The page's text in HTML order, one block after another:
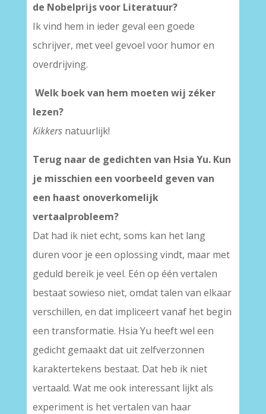
de Nobelprijs voor Literatuur?
Ik vind hem in ieder geval een goede
schrijver, met veel gevoel voor humor en
overdrijving.
Welk boek van hem moeten wij zéker
lezen?
Kikkersnatuurlijk!
Terug naar de gedichten van Hsia Yu. Kun
je misschien een voorbeeld geven van
een haast onoverkomelijk
vertaalprobleem?
Dat had ik niet echt, soms kan het lang
duren voor je een oplossing vindt, maar met
geduld bereik je veel. Eén op één vertalen
bestaat sowieso niet, omdat talen van elkaar
verschillen, en dat impliceert vanaf het begin
een transformatie. Hsia Yu heeft wel een
gedicht gemaakt dat uit zelfverzonnen
karaktertekens bestaat. Dat heb ik niet
vertaald. Wat me ook interessant lijkt als
experiment is het vertalen van haar